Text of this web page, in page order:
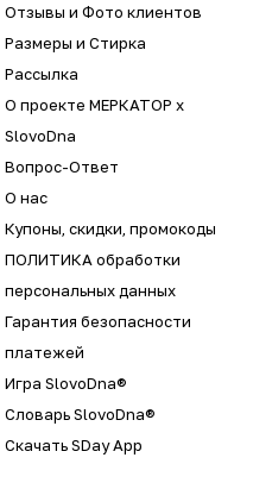
Отзывы и Фото клиентов
Размеры и Стирка
Рассылка
О проекте МЕРКАТОР x
SlovoDna
Вопрос-Ответ
О нас
Купоны, скидки, промокоды
ПОЛИТИКА обработки
персональных данных
Гарантия безопасности
платежей
Игра SlovoDna®
Словарь SlovoDna®
Скачать SDay App